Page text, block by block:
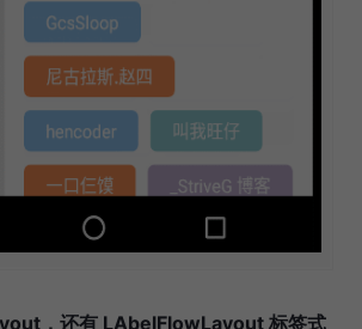
，还有 LAbelFlowLayout 标签式